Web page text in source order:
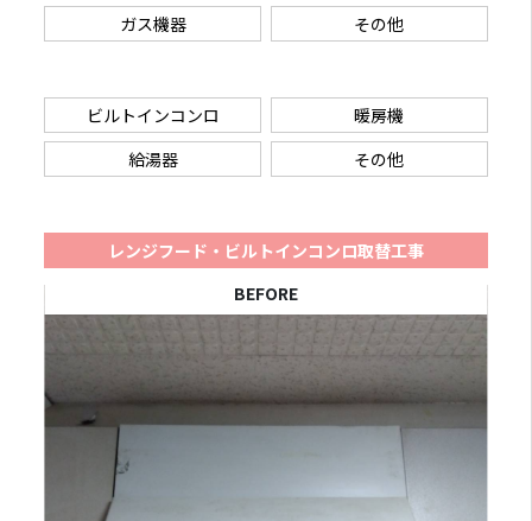
ガス機器
その他
ビルトインコンロ
暖房機
給湯器
その他
レンジフード・ビルトインコンロ取替工事